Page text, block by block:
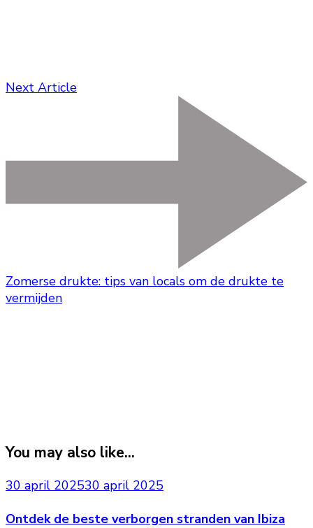
Next Article
Zomerse drukte: tips van locals om de drukte te
vermijden
You may also like...
30 april 202530 april 2025
Ontdek de beste verborgen stranden van Ibiza